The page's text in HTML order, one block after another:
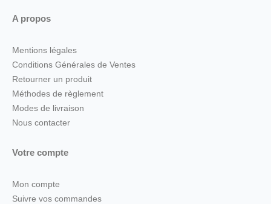
A propos
Mentions légales
Conditions Générales de Ventes
Retourner un produit
Méthodes de règlement
Modes de livraison
Nous contacter
Votre compte
Mon compte
Suivre vos commandes